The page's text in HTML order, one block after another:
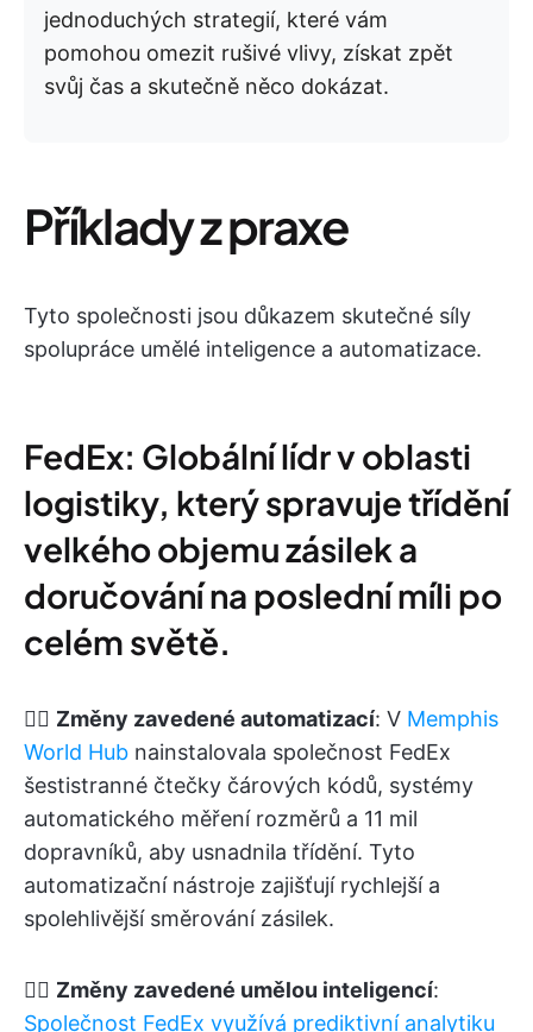
jednoduchých strategií, které vám
pomohou omezit rušivé vlivy, získat zpět
svůj čas a skutečně něco dokázat.
Příklady z praxe
Tyto společnosti jsou důkazem skutečné síly
spolupráce umělé inteligence a automatizace.
FedEx: Globální lídr v oblasti
logistiky, který spravuje třídění
velkého objemu zásilek a
doručování na poslední míli po
celém světě.
👉🏽 Změny zavedené automatizací: V Memphis
World Hub nainstalovala společnost FedEx
šestistranné čtečky čárových kódů, systémy
automatického měření rozměrů a 11 mil
dopravníků, aby usnadnila třídění. Tyto
automatizační nástroje zajišťují rychlejší a
spolehlivější směrování zásilek.
👉🏽 Změny zavedené umělou inteligencí:
Společnost FedEx využívá prediktivní analytiku